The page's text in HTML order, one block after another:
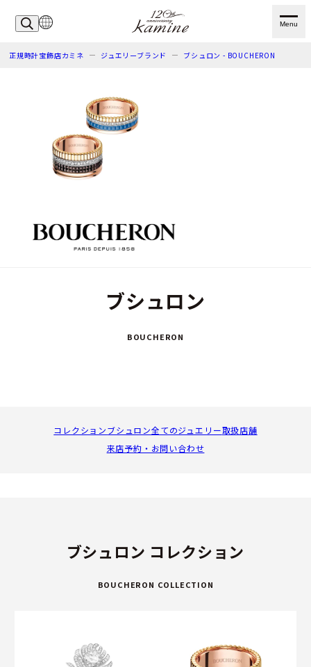
Menu
正規時計宝飾店カミネ ジュエリーブランド ブシュロン - BOUCHERON
ブシュロン
BOUCHERON
コレクションブシュロン全てのジュエリー取扱店舗
来店予約・お問い合わせ
ブシュロン コレクション
BOUCHERON COLLECTION